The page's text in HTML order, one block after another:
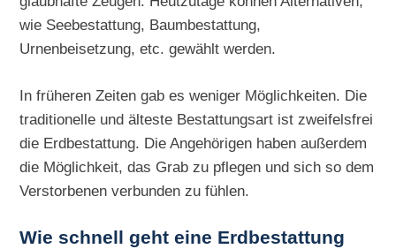
wie Seebestattung, Baumbestattung,
Urnenbeisetzung, etc. gewählt werden.
In früheren Zeiten gab es weniger Möglichkeiten. Die
traditionelle und älteste Bestattungsart ist zweifelsfrei
die Erdbestattung. Die Angehörigen haben außerdem
die Möglichkeit, das Grab zu pflegen und sich so dem
Verstorbenen verbunden zu fühlen.
Wie schnell geht eine Erdbestattung